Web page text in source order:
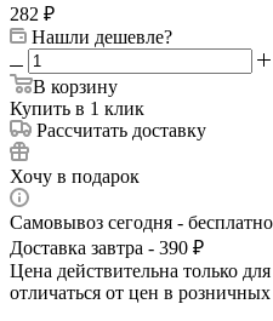
282 ₽
Нашли дешевле?
В корзину
Купить в 1 клик
Рассчитать доставку
Хочу в подарок
Самовывоз сегодня - бесплатно
Доставка завтра - 390 ₽
Цена действительна только
отличаться от цен в